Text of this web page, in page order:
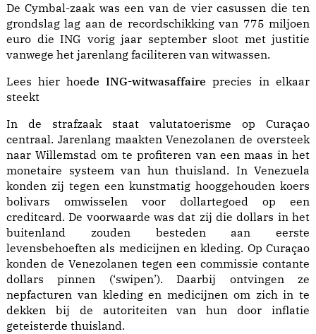
De Cymbal-zaak was een van de vier casussen die ten
grondslag lag aan de recordschikking van 775 miljoen
euro die ING vorig jaar september sloot met justitie
vanwege het jarenlang faciliteren van witwassen.
Lees hier hoede ING-witwasaffaire precies in elkaar
steekt
In de strafzaak staat valutatoerisme op Curaçao
centraal. Jarenlang maakten Venezolanen de oversteek
naar Willemstad om te profiteren van een maas in het
monetaire systeem van hun thuisland. In Venezuela
konden zij tegen een kunstmatig hooggehouden koers
bolivars omwisselen voor dollartegoed op een
creditcard. De voorwaarde was dat zij die dollars in het
buitenland zouden besteden aan eerste
levensbehoeften als medicijnen en kleding. Op Curaçao
konden de Venezolanen tegen een commissie contante
dollars pinnen (‘swipen’). Daarbij ontvingen ze
nepfacturen van kleding en medicijnen om zich in te
dekken bij de autoriteiten van hun door inflatie
geteisterde thuisland.